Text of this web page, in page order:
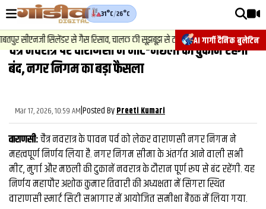
AI गार्गी दैनिक बुलेटिन
31°C/26°C
सीएनजी सिलेंडर से गैस रिसाव, चालक की सूझबूझ से टला बड़ा हादसा. 2.न्यूज़-
वीडियोज़
वाराणसी न्यूज़
राजनीति
फिल्मी
साहित्य
संस्कृति
ख़ान पान और जीवनशैली
चैत्र नवरात्र पर वाराणसी में मीट-मछली की दुकानें रहेंगी
बंद, नगर निगम का बड़ा फैसला
Mar 17, 2026, 10:59 AM|Posted ByPreeti Kumari
वाराणसी:चैत्र नवरात्र के पावन पर्व को लेकर वाराणसी नगर निगम ने
महत्वपूर्ण निर्णय लिया है. नगर निगम सीमा के अंतर्गत आने वाली सभी
मीट, मुर्गा और मछली की दुकानें नवरात्र के दौरान पूर्ण रूप से बंद रहेंगी. यह
निर्णय महापौर अशोक कुमार तिवारी की अध्यक्षता में सिगरा स्थित
वाराणसी स्मार्ट सिटी सभागार में आयोजित समीक्षा बैठक में लिया गया.